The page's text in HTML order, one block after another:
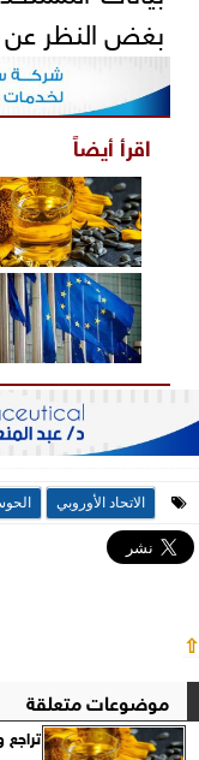
بغض النظر عن
اقرأ أيضاً
الاتحاد الأوروبي
⇧
موضوعات متعلقة
تراجع